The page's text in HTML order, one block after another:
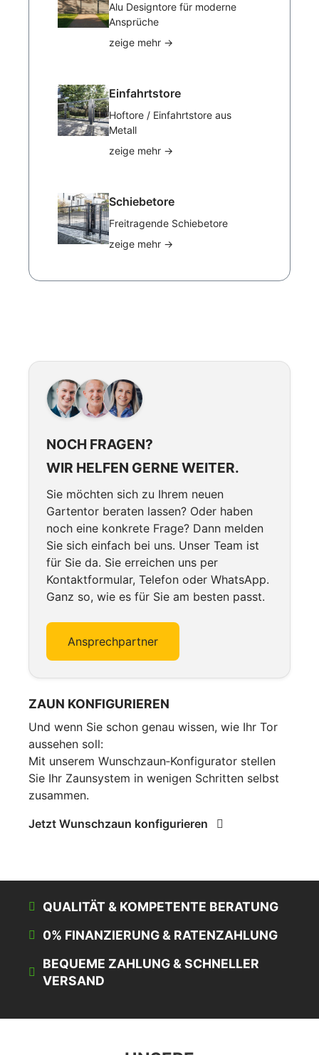
Alu Designtore für moderne
Ansprüche
zeige mehr →
Einfahrtstore
Hoftore / Einfahrtstore aus
Metall
zeige mehr →
Schiebetore
Freitragende Schiebetore
zeige mehr →
NOCH FRAGEN?
WIR HELFEN GERNE WEITER.
Sie möchten sich zu Ihrem neuen
Gartentor beraten lassen? Oder haben
noch eine konkrete Frage? Dann melden
Sie sich einfach bei uns. Unser Team ist
für Sie da. Sie erreichen uns per
Kontaktformular, Telefon oder WhatsApp.
Ganz so, wie es für Sie am besten passt.
Ansprechpartner
ZAUN KONFIGURIEREN
Und wenn Sie schon genau wissen, wie Ihr Tor
aussehen soll:
Mit unserem Wunschzaun‑Konfigurator stellen
Sie Ihr Zaunsystem in wenigen Schritten selbst
zusammen.
Jetzt Wunschzaun konfigurieren
QUALITÄT & KOMPETENTE BERATUNG
0% FINANZIERUNG & RATENZAHLUNG
BEQUEME ZAHLUNG & SCHNELLER
VERSAND